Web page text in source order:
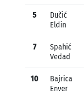
5
Dučić
Eldin
7
Spahić
Vedad
10
Bajrica
Enver